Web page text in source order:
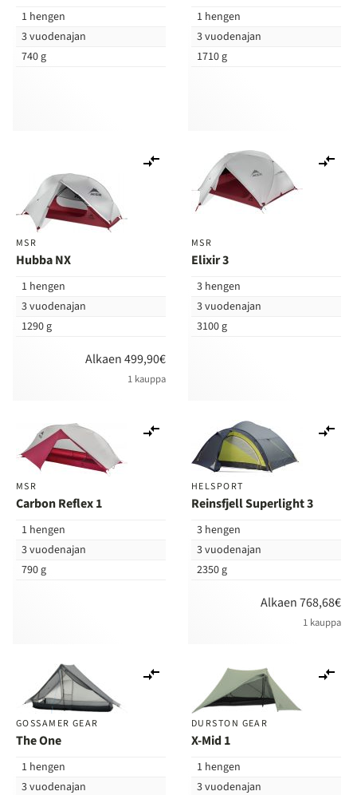
1 hengen
3 vuodenajan
740 g
1 hengen
3 vuodenajan
1710 g
MSR
Hubba NX
1 hengen
3 vuodenajan
1290 g
Alkaen 499,90€
1 kauppa
vertailuun
MSR
Elixir 3
3 hengen
3 vuodenajan
3100 g
MSR
Carbon Reflex 1
1 hengen
3 vuodenajan
790 g
vertailuun
HELSPORT
Reinsfjell Superlight 3
3 hengen
3 vuodenajan
2350 g
Alkaen 768,68€
1 kauppa
GOSSAMER GEAR
The One
1 hengen
3 vuodenajan
vertailuun
DURSTON GEAR
X-Mid 1
1 hengen
3 vuodenajan